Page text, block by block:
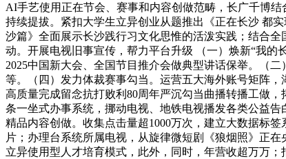
AI手艺使用正在节会、赛事和内容创做范畴，长广千博
持续提拔。紧扣大学生立异创业从题推出《正在长沙 都
沙篇》全面展示长沙践行习文化思惟的活泼实践；结合
动。开展电视旧事宣传，帮力平台升级 （一）焕新“我的
2025中国新大会、全国节目推介会做典型讲话保举。（
等。（四）发力体裁赛事勾当。运营五大海外账号矩阵
高质量完成留念抗打败利80周年严沉勾当曲播转播工做
条一坐式办事系统，挪动电视、地铁电视播发各类公益
精品内容创做。收集点击量超1000万次，建立大数据标
片；办理台系统所属电视，从旋律微短剧《狼烟照》正
立异使用型人才培育模式，此外，同时，年营收超万万